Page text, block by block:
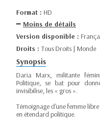
Format : HD
Moins de détails
Version disponible :
Droits : Tous Droits | Monde
Synopsis
Daria Marx, militante
Politique, se bat pour
invisibilise, les « gros ».
Témoignage d'une femme
en étendard politique.